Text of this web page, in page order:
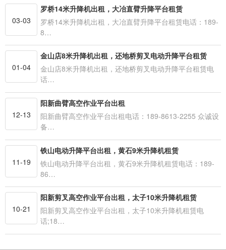
03-03
罗桥14米升降机出租，大冶直臂升降平台租赁
罗桥14米升降机出租，大冶直臂升降平台租赁电话：189-
8…
01-04
金山店8米升降机出租，还地桥剪叉电动升降平台租赁
金山店8米升降机出租，还地桥剪叉电动升降平台租赁电
话…
12-13
阳新曲臂高空作业平台出租
阳新曲臂高空作业平台出租电话：189-8613-2255 众诚设
备…
11-19
铁山电动升降平台出租，黄石9米升降机租赁
铁山电动升降平台出租，黄石9米升降机租赁电话：189-
86…
10-21
阳新剪叉高空作业平台出租，太子10米升降机租赁
阳新剪叉高空作业平台出租，太子10米升降机租赁电
话;18…